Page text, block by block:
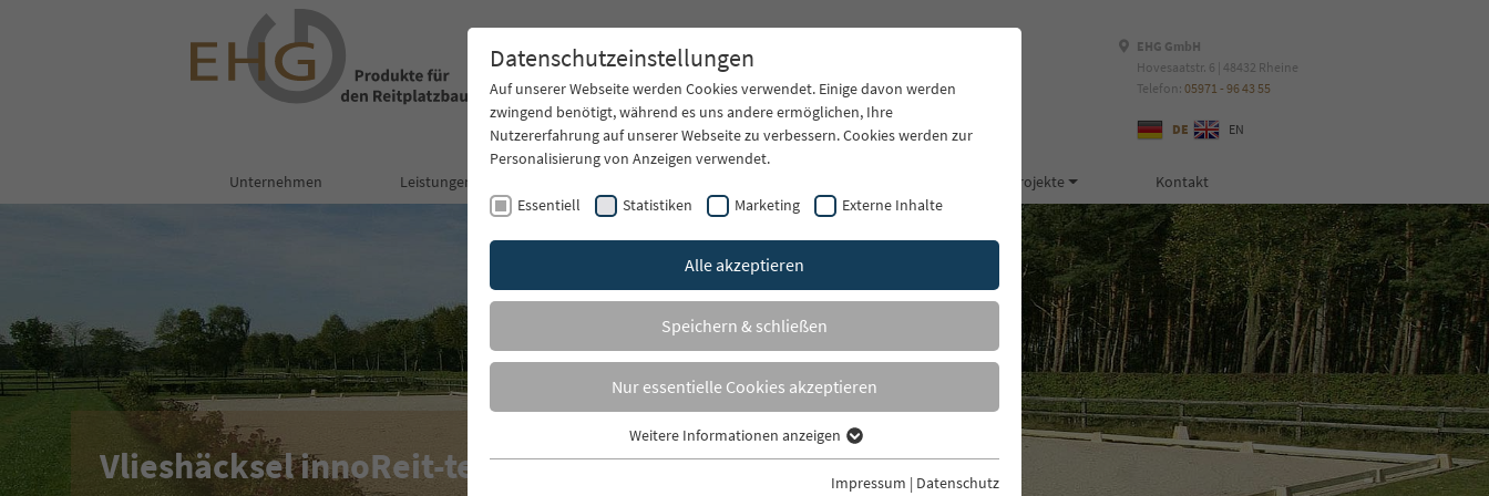
EHG GmbH
Hovesaatstr. 6 | 48432 Rheine
Telefon: 05971 - 96 43 55
DE EN
Unternehmen Leistungen Projekte Kontakt
Vlieshäcksel innoReit-tex®
Datenschutzeinstellungen
Auf unserer Webseite werden Cookies verwendet. Einige davon werden
zwingend benötigt, während es uns andere ermöglichen, Ihre
Nutzererfahrung auf unserer Webseite zu verbessern. Cookies werden zur
Personalisierung von Anzeigen verwendet.
Essentiell Statistiken Marketing Externe Inhalte
Alle akzeptieren
Speichern & schließen
Nur essentielle Cookies akzeptieren
Essentielle Cookies werden für grundlegende Funktionen der Webseite
Weitere Informationen anzeigen
Impressum | Datenschutz